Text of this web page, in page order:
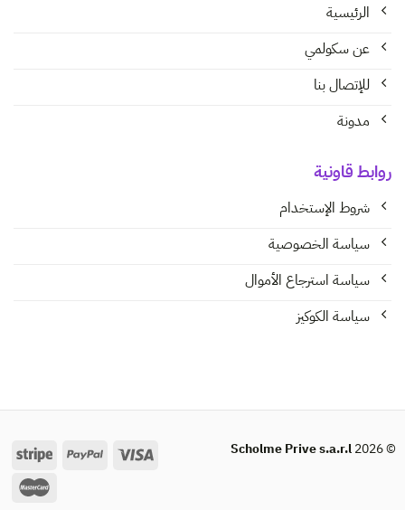
الرئيسية
عن سكولمي
للإتصال بنا
مدونة
روابط قاونية
شروط الإستخدام
سياسة الخصوصية
سياسة استرجاع الأموال
سياسة الكوكيز
© 2026
Scholme Prive s.a.r.l